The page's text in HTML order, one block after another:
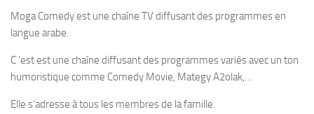
Moga Comedy est une chaîne TV diffusant des programmes en
langue arabe.
C ‘est est une chaîne diffusant des programmes variés avec un ton
humoristique comme Comedy Movie, Mategy A2olak,…
Elle s’adresse à tous les membres de la famille.